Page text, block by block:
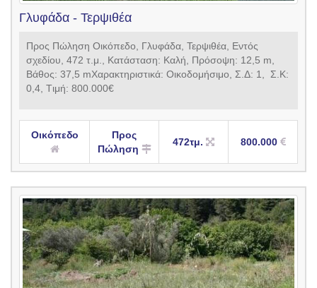
Γλυφάδα - Τερψιθέα
Προς Πώληση Οικόπεδο, Γλυφάδα, Τερψιθέα, Εντός
σχεδίου, 472 τ.μ., Κατάσταση: Καλή, Πρόσοψη: 12,5 m,
Βάθος: 37,5 mXαρακτηριστικά: Οικοδομήσιμο, Σ.Δ: 1, Σ.Κ:
0,4, Tιμή: 800.000€
Οικόπεδο
Προς
Πώληση
472τμ. 800.000